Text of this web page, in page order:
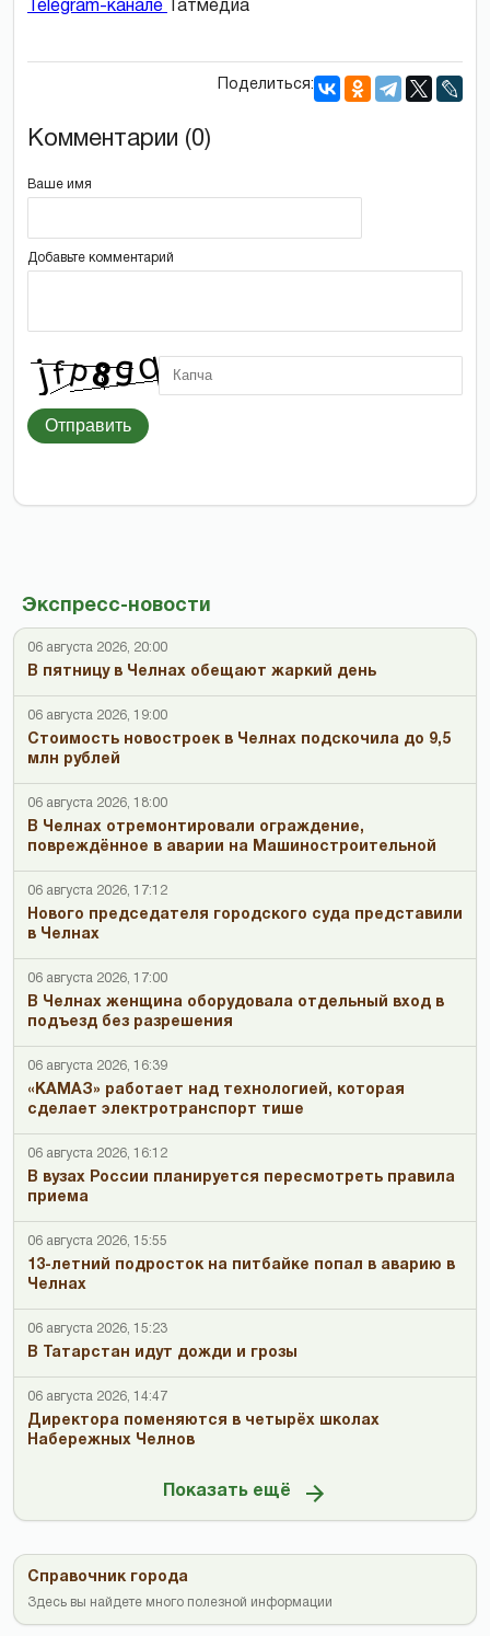
Экспресс-новости
06 августа 2026, 20:00
В пятницу в Челнах обещают жаркий день
06 августа 2026, 19:00
Стоимость новостроек в Челнах подскочила до 9,5
млн рублей
06 августа 2026, 18:00
В Челнах отремонтировали ограждение,
повреждённое в аварии на Машиностроительной
06 августа 2026, 17:12
Нового председателя городского суда представили
в Челнах
06 августа 2026, 17:00
В Челнах женщина оборудовала отдельный вход в
подъезд без разрешения
06 августа 2026, 16:39
«КАМАЗ» работает над технологией, которая
сделает электротранспорт тише
06 августа 2026, 16:12
В вузах России планируется пересмотреть правила
приема
06 августа 2026, 15:55
13-летний подросток на питбайке попал в аварию в
Челнах
06 августа 2026, 15:23
В Татарстан идут дожди и грозы
06 августа 2026, 14:47
Директора поменяются в четырёх школах
Набережных Челнов
Показать ещё
Справочник города
Здесь вы найдете много полезной информации
Telegram-канале
Татмедиа
Поделиться:
Комментарии (0)
Ваше имя
Добавьте комментарий
Отправить